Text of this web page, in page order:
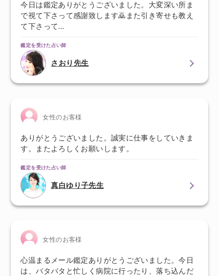
今日は鑑定ありがとうございました。大変深い所ま
で視て下さって感謝致します🙇また引き寄せも教え
て下さって…
鑑定を受けた占い師
さおり先生
女性のお客様
ありがとうございました。誠実に仕事をしていきま
す。またよろしくお願いします。
鑑定を受けた占い師
真白ゆり子先生
女性のお客様
心温まるメール鑑定ありがとうございました。今日
は、バタバタと忙しく病院に行ったり、落ち込んだ